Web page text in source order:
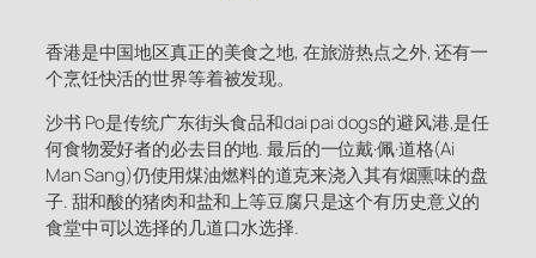
香港是中国地区真正的美食之地, 在旅游热点之外, 还有一
个烹饪快活的世界等着被发现。
沙书 Po是传统广东街头食品和dai pai dogs的避风港,是任
何食物爱好者的必去目的地. 最后的一位戴·佩·道格(Ai
Man Sang)仍使用煤油燃料的道克来浇入其有烟熏味的盘
子. 甜和酸的猪肉和盐和上等豆腐只是这个有历史意义的
食堂中可以选择的几道口水选择.